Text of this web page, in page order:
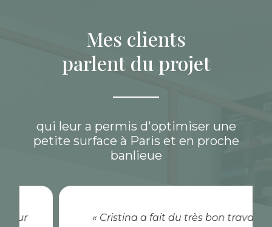
Mes clients
parlent du projet
qui leur a permis d'optimiser une
petite surface à Paris et en proche
banlieue
« Cristina a fait du très bon travail